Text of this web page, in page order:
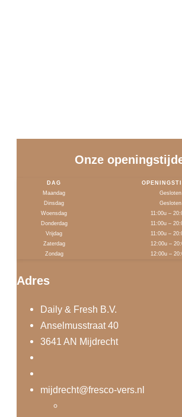
Onze
DAG
Maandag
Gesloten
Dinsdag
Gesloten
Woensdag
11:00u –
Donderdag
11:00u –
Vrijdag
11:00u –
Zaterdag
12:00u –
Zondag
12:00u –
Adres
Daily & Fresh B.V.
Anselmusstraat 40
3641 AN Mijdrecht
mijdrecht@fresco-vers.nl